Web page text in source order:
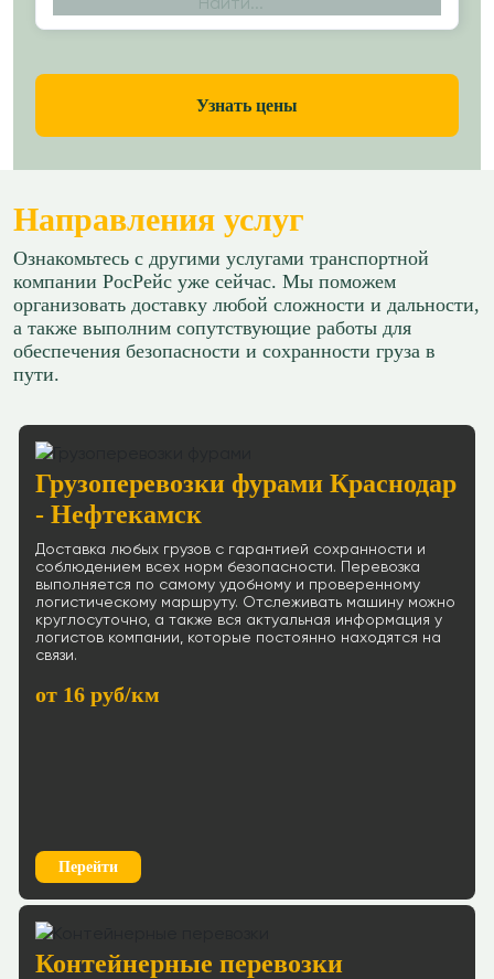
Найти...
Узнать цены
Направления услуг
Ознакомьтесь с другими услугами транспортной
компании РосРейс уже сейчас. Мы поможем
организовать доставку любой сложности и дальности,
а также выполним сопутствующие работы для
обеспечения безопасности и сохранности груза в
пути.
Грузоперевозки фурами Краснодар
- Нефтекамск
Доставка любых грузов с гарантией сохранности и
соблюдением всех норм безопасности. Перевозка
выполняется по самому удобному и проверенному
логистическому маршруту. Отслеживать машину можно
круглосуточно, а также вся актуальная информация у
логистов компании, которые постоянно находятся на
связи.
от 16 руб/км
Перейти
Контейнерные перевозки